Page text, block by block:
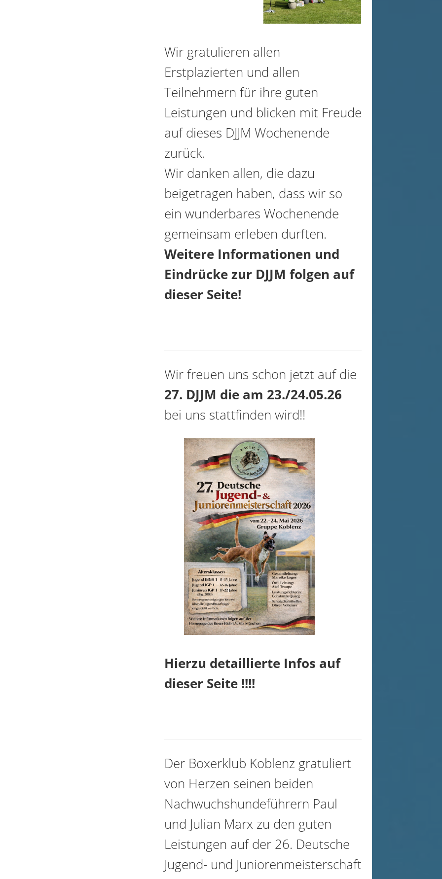
Wir gratulieren allen
Erstplazierten und allen
Teilnehmern für ihre guten
Leistungen und blicken mit Freude
auf dieses DJJM Wochenende
zurück.
Wir danken allen, die dazu
beigetragen haben, dass wir so
ein wunderbares Wochenende
gemeinsam erleben durften.
Weitere Informationen und
Eindrücke zur DJJM folgen auf
dieser Seite!
Wir freuen uns schon jetzt auf die
27. DJJM die am 23./24.05.26
bei uns stattfinden wird!!
Hierzu detaillierte Infos auf
dieser Seite !!!!
Der Boxerklub Koblenz gratuliert
von Herzen seinen beiden
Nachwuchshundeführern Paul
und Julian Marx zu den guten
Leistungen auf der 26. Deutsche
Jugend- und Juniorenmeisterschaft